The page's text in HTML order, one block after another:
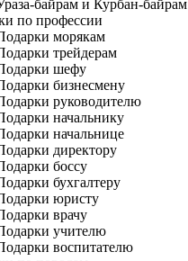
байрам и Курбан-байрам
по профессии
морякам
трейдерам
шефу
бизнесмену
руководителю
начальнику
начальнице
директору
боссу
бухгалтеру
юристу
врачу
учителю
воспитателю